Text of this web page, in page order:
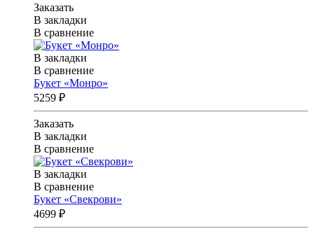
Заказать
В закладки
В сравнение
В закладки
В сравнение
Букет «Монро»
5259 ₽
Заказать
В закладки
В сравнение
В закладки
В сравнение
Букет «Свекрови»
4699 ₽